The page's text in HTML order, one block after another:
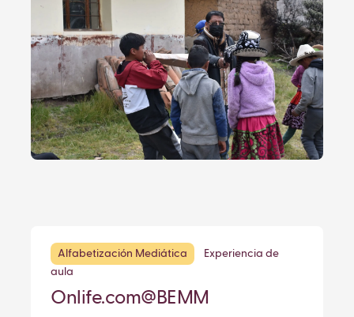
Alfabetización Mediática
Experiencia de
aula
Onlife.com@BEMM